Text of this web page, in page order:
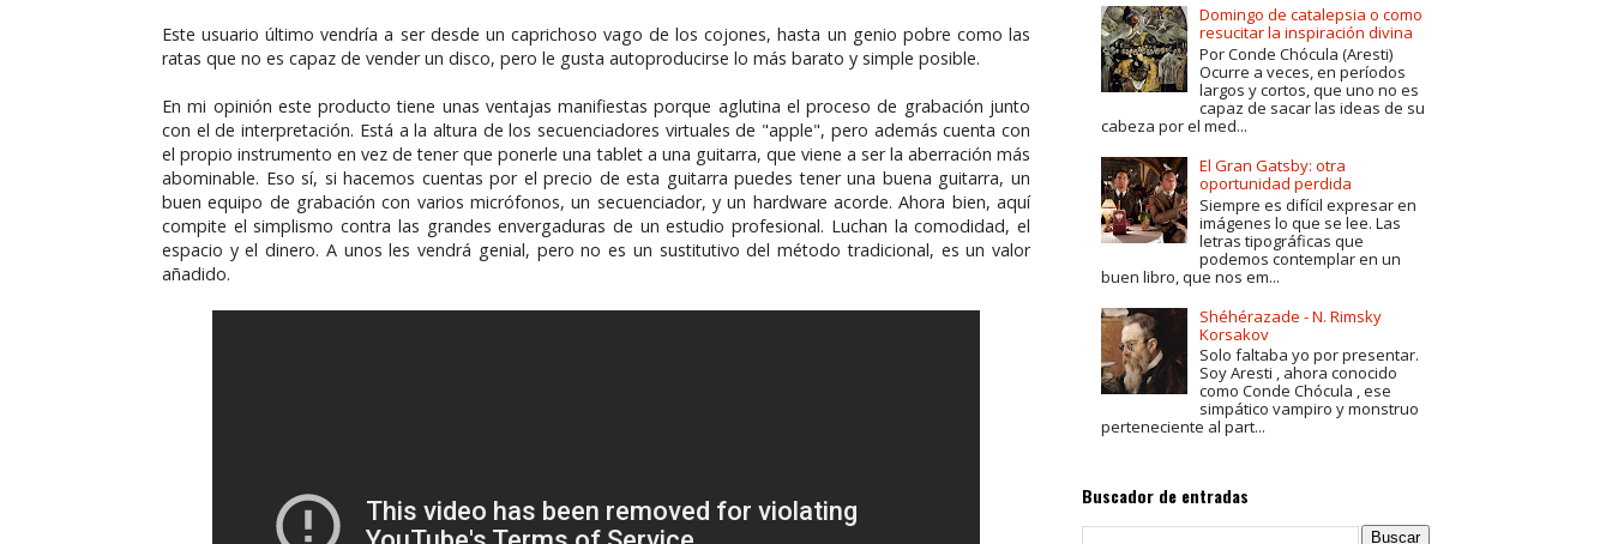
Este usuario último vendría a ser desde un caprichoso vago de los cojones, hasta un genio pobre como las
ratas que no es capaz de vender un disco, pero le gusta autoproducirse lo más barato y simple posible.
En mi opinión este producto tiene unas ventajas manifiestas porque aglutina el proceso de grabación junto
con el de interpretación. Está a la altura de los secuenciadores virtuales de "apple", pero además cuenta con
el propio instrumento en vez de tener que ponerle una tablet a una guitarra, que viene a ser la aberración más
abominable. Eso sí, si hacemos cuentas por el precio de esta guitarra puedes tener una buena guitarra, un
buen equipo de grabación con varios micrófonos, un secuenciador, y un hardware acorde. Ahora bien, aquí
compite el simplismo contra las grandes envergaduras de un estudio profesional. Luchan la comodidad, el
espacio y el dinero. A unos les vendrá genial, pero no es un sustitutivo del método tradicional, es un valor
añadido.
Domingo de catalepsia o como
resucitar la inspiración divina
Por Conde Chócula (Aresti)
Ocurre a veces, en períodos
largos y cortos, que uno no es
capaz de sacar las ideas de su
cabeza por el med...
El Gran Gatsby: otra
oportunidad perdida
Siempre es difícil expresar en
imágenes lo que se lee. Las
letras tipográficas que
podemos contemplar en un
buen libro, que nos em...
Shéhérazade - N. Rimsky
Korsakov
Solo faltaba yo por presentar.
Soy Aresti , ahora conocido
como Conde Chócula , ese
simpático vampiro y monstruo
perteneciente al part...
Buscador de entradas